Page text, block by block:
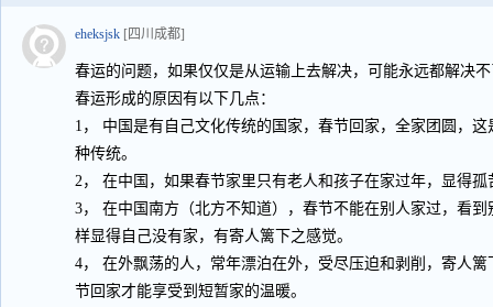
eheksjsk [四川成都]
春运的问题，如果仅仅是从运输上去解决，可能永远都解决
春运形成的原因有以下几点：
1， 中国是有自己文化传统的国家，春节回家，全家团圆，
种传统。
2， 在中国，如果春节家里只有老人和孩子在家过年，显得
3， 在中国南方（北方不知道），春节不能在别人家过，看
样显得自己没有家，有寄人篱下之感觉。
4， 在外飘荡的人，常年漂泊在外，受尽压迫和剥削，寄人
节回家才能享受到短暂家的温暖。